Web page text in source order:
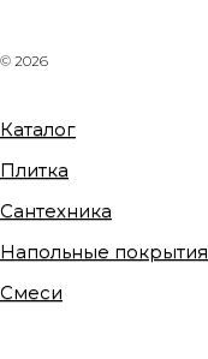
© 2026
Каталог
Плитка
Сантехника
Напольные покрытия
Смеси